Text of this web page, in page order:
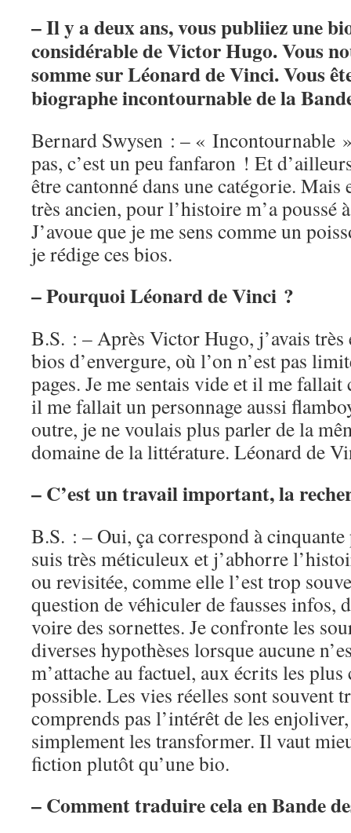
– Il y a deux ans, vous publiiez une
considérable de Victor Hugo. Vous
somme sur Léonard de Vinci. Vous
biographe incontournable de la
Bernard Swysen : – « Incontournable
pas, c’est un peu fanfaron ! Et
être cantonné dans une catégorie. Mais
très ancien, pour l’histoire m’a poussé
J’avoue que je me sens comme un
je rédige ces bios.
– Pourquoi Léonard de Vinci ?
B.S. : – Après Victor Hugo, j’avais très
bios d’envergure, où l’on n’est pas
pages. Je me sentais vide et il me
il me fallait un personnage aussi
outre, je ne voulais plus parler de la
domaine de la littérature. Léonard de
– C’est un travail important, la
B.S. : – Oui, ça correspond à
suis très méticuleux et j’abhorre
ou revisitée, comme elle l’est trop
question de véhiculer de fausses infos,
voire des sornettes. Je confronte les
diverses hypothèses lorsque aucune
m’attache au factuel, aux écrits les
possible. Les vies réelles sont souvent
comprends pas l’intérêt de les
simplement les transformer. Il vaut
fiction plutôt qu’une bio.
– Comment traduire cela en Bande